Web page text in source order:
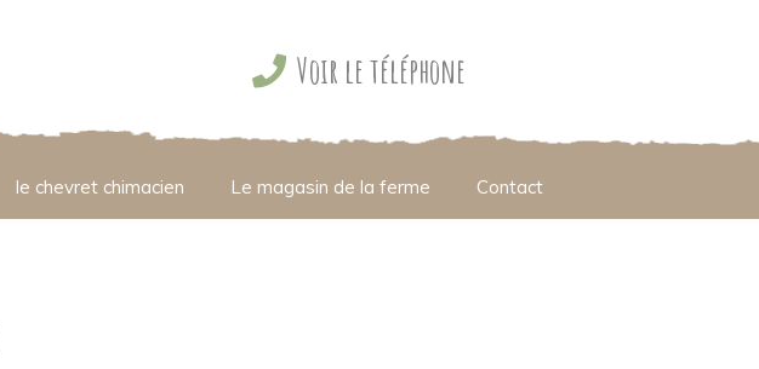
Voir le téléphone
le chevret chimacien Le magasin de la ferme Contact